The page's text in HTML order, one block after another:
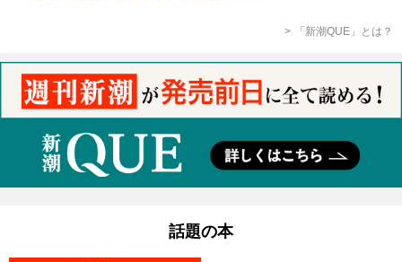
「新潮QUE」とは？
話題の本